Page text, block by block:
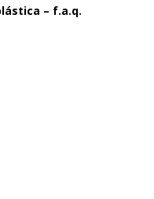
– f.a.q.